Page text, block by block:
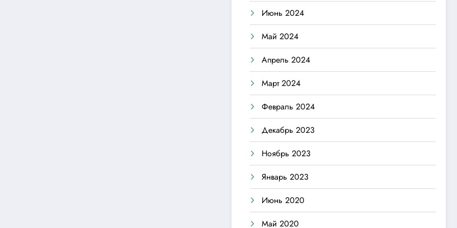
Июнь 2024
Май 2024
Апрель 2024
Март 2024
Февраль 2024
Декабрь 2023
Ноябрь 2023
Январь 2023
Июнь 2020
Май 2020